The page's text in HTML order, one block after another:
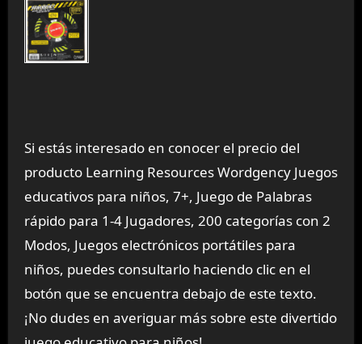
Si estás interesado en conocer el precio del
producto Learning Resources Wordgency Juegos
educativos para niños, 7+, Juego de Palabras
rápido para 1-4 Jugadores, 200 categorías con 2
Modos, Juegos electrónicos portátiles para
niños, puedes consultarlo haciendo clic en el
botón que se encuentra debajo de este texto.
¡No dudes en averiguar más sobre este divertido